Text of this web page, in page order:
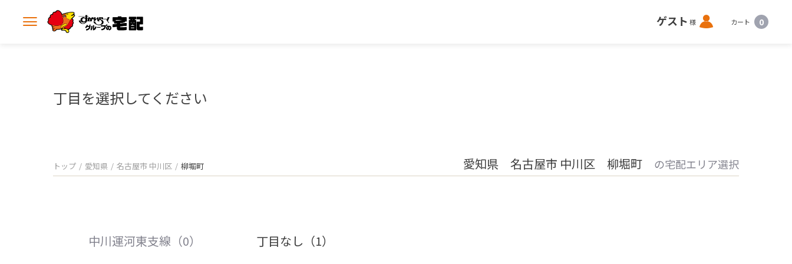
メ
ゲスト 様 ロ
グ
カート 0
丁目を選択してください
トップ 愛知県 名古屋市 中川区 柳堀町 愛知県 名古屋市 中川区 柳堀町 の宅配エリア選択
中川運河東支線（0） 丁目なし（1）